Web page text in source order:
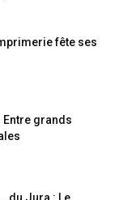
fête ses
grands